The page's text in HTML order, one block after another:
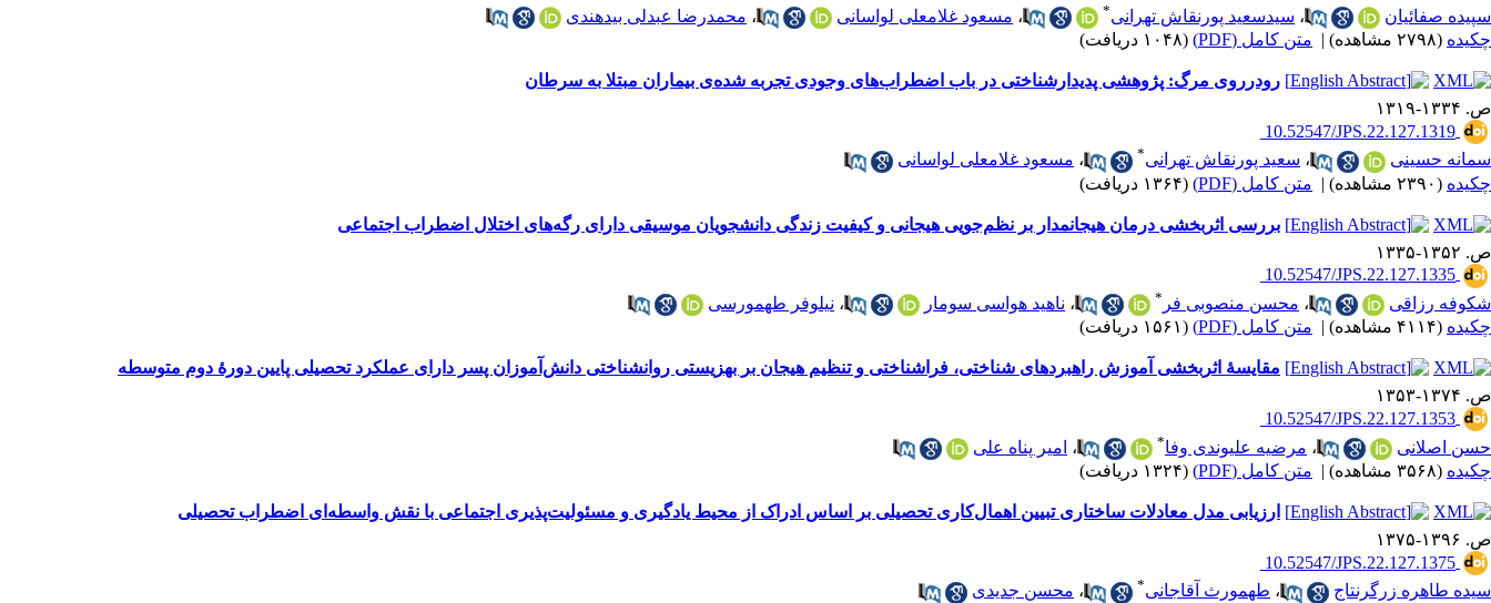
سپیده صفائیان
، سیدسعید پورنقاش تهرانی* ، مسعود غلامعلی لواسانی ، محمدرضا عبدلی بیدهندی
چکیده (۲۷۹۸ مشاهده) | متن کامل (PDF) (۱۰۴۸ دریافت)
رودرروی مرگ: پژوهشی پدیدارشناختی در باب اضطراب‌های وجودی تجربه شده‌ی بیماران مبتلا به سرطان
ص. ۱۳۳۴-۱۳۱۹
‎ 10.52547/JPS.22.127.1319
سمانه حسینی
، سعید پورنقاش تهرانی* ، مسعود غلامعلی لواسانی
چکیده (۲۳۹۰ مشاهده) | متن کامل (PDF) (۱۳۶۴ دریافت)
بررسی اثربخشی درمان هیجان‎مدار بر نظم‌جویی هیجانی و کیفیت زندگی دانشجویان موسیقی دارای رگه‌های اختلال اضطراب اجتماعی
ص. ۱۳۵۲-۱۳۳۵
‎ 10.52547/JPS.22.127.1335
شکوفه رزاقی
، محسن منصوبی فر * ، ناهید هواسی سومار ، نیلوفر طهمورسی
چکیده (۴۱۱۴ مشاهده) | متن کامل (PDF) (۱۵۶۱ دریافت)
مقایسۀ اثربخشی آموزش راهبردهای شناختی، فراشناختی و تنظیم هیجان بر بهزیستی روانشناختی دانش‌آموزان پسر دارای عملکرد تحصیلی پایین دورۀ دوم متوسطه
ص. ۱۳۷۴-۱۳۵۳
‎ 10.52547/JPS.22.127.1353
حسن اصلانی
، مرضیه علیوندی وفا* ، امیر پناه علی
چکیده (۳۵۶۸ مشاهده) | متن کامل (PDF) (۱۳۲۴ دریافت)
ارزیابی مدل معادلات ساختاری تبیین اهمال‌کاری تحصیلی بر اساس ادراک از محیط یادگیری و مسئولیت‌پذیری اجتماعی با نقش واسطه‌ای اضطراب تحصیلی
ص. ۱۳۹۶-۱۳۷۵
‎ 10.52547/JPS.22.127.1375
سیده طاهره زرگرنتاج
، طهمورث آقاجانی* ، محسن جدیدی